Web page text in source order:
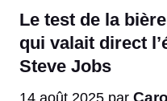
Le test de la
qui valait direct
Steve Jobs
14 août 2025 par